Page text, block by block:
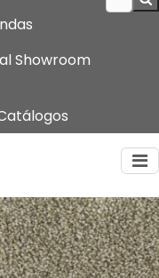
Showroom